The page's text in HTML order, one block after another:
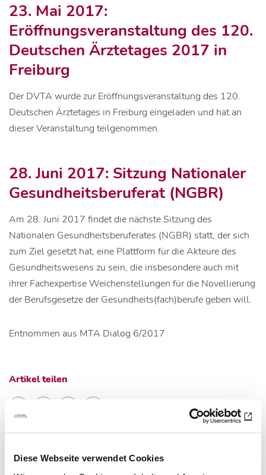
Diese Webseite verwendet Cookies
23. Mai 2017:
Eröffnungsveranstaltung des 120.
Deutschen Ärztetages 2017 in
Freiburg
Der DVTA wurde zur Eröffnungsveranstaltung des 120.
Deutschen Ärztetages in Freiburg eingeladen und hat an
dieser Veranstaltung teilgenommen.
28. Juni 2017: Sitzung Nationaler
Gesundheitsberuferat (NGBR)
Am 28. Juni 2017 findet die nächste Sitzung des
Nationalen Gesundheitsberuferates (NGBR) statt, der sich
zum Ziel gesetzt hat, eine Plattform für die Akteure des
Gesundheitswesens zu sein, die insbesondere auch mit
ihrer Fachexpertise Weichenstellungen für die Novellierung
der Berufsgesetze der Gesundheits(fach)berufe geben will.
Entnommen aus MTA Dialog 6/2017
Artikel teilen